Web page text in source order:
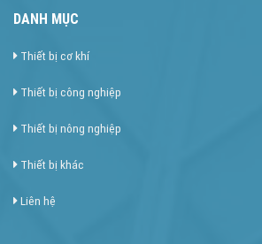
DANH MỤC
Thiết bị cơ khí
Thiết bị công nghiệp
Thiết bị nông nghiệp
Thiết bị khác
Liên hệ